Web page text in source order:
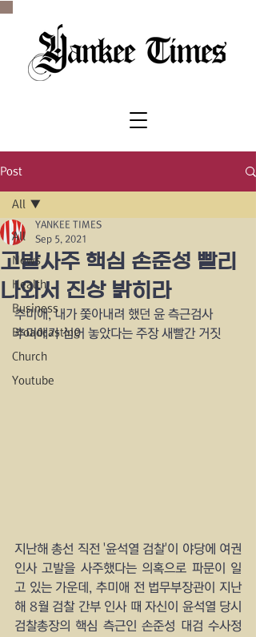
Post
All
News
Health
Business
Broadcasting
Church
Youtube
All
고발사주 핵심 손준성 빨리
나와서 진상 밝히라
YANKEE TIMES
Sep 5, 2021
추미애, 내가 쫓아내려 했던 윤 측근검사
추미애가 심어 놓았다는 주장 새빨간 거짓
지난해 총선 직전 '윤석열 검찰'이 야당에 여권
인사 고발을 사주했다는 의혹으로 파문이 일
고 있는 가운데, 추미애 전 법무부장관이 지난
해 8월 검찰 간부 인사 때 자신이 윤석열 당시
검찰총장의 핵심 측근인 손준성 대검 수사정